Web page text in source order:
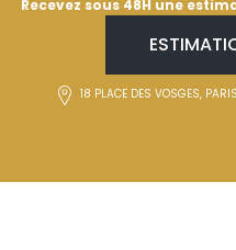
Recevez sous 48H une
18 PLACE DES VOSGES,